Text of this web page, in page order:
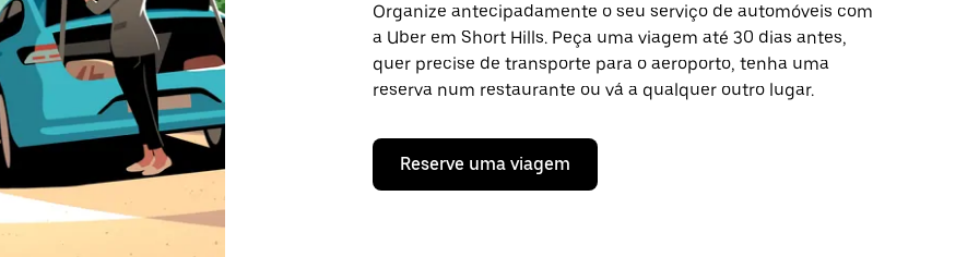
Organize antecipadamente o seu serviço de automóveis com
a Uber em Short Hills. Peça uma viagem até 30 dias antes,
quer precise de transporte para o aeroporto, tenha uma
reserva num restaurante ou vá a qualquer outro lugar.
Reserve uma viagem